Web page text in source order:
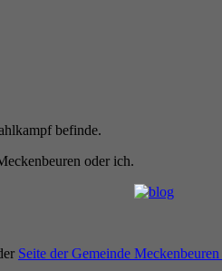
befinde.
oder ich.
Seite der Gemeinde Meckenbeuren